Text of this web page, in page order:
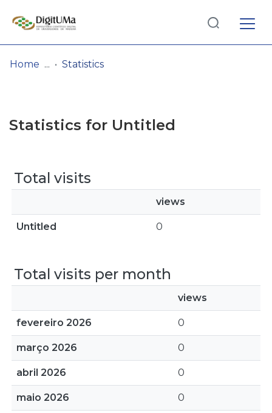
Browse repository
Log
In(current)
Home Statistics
Statistics for Untitled
Total visits
views
Untitled 0
Total visits per month
views
fevereiro 2026 0
março 2026 0
abril 2026 0
maio 2026 0